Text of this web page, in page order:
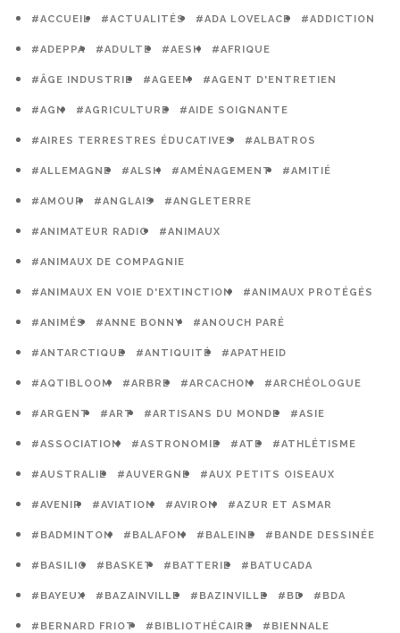
#ACCUEIL #ACTUALITÉS #ADA LOVELACE #ADDICTION
#ADEPPA #ADULTE #AESH #AFRIQUE
#ÂGE INDUSTRIE #AGEEM #AGENT D'ENTRETIEN
#AGN #AGRICULTURE #AIDE SOIGNANTE
#AIRES TERRESTRES ÉDUCATIVES #ALBATROS
#ALLEMAGNE #ALSH #AMÉNAGEMENT #AMITIÉ
#AMOUR #ANGLAIS #ANGLETERRE
#ANIMATEUR RADIO #ANIMAUX
#ANIMAUX DE COMPAGNIE
#ANIMAUX EN VOIE D'EXTINCTION #ANIMAUX PROTÉGÉS
#ANIMÉS #ANNE BONNY #ANOUCH PARÉ
#ANTARCTIQUE #ANTIQUITÉ #APATHEID
#AQTIBLOOM #ARBRE #ARCACHON #ARCHÉOLOGUE
#ARGENT #ART #ARTISANS DU MONDE #ASIE
#ASSOCIATION #ASTRONOMIE #ATE #ATHLÉTISME
#AUSTRALIE #AUVERGNE #AUX PETITS OISEAUX
#AVENIR #AVIATION #AVIRON #AZUR ET ASMAR
#BADMINTON #BALAFON #BALEINE #BANDE DESSINÉE
#BASILIC #BASKET #BATTERIE #BATUCADA
#BAYEUX #BAZAINVILLE #BAZINVILLE #BD #BDA
#BERNARD FRIOT #BIBLIOTHÉCAIRE #BIENNALE